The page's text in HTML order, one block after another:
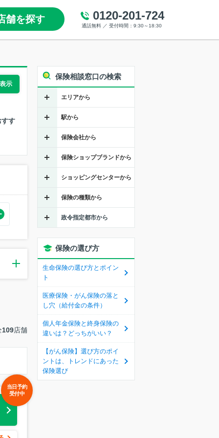
舗を探す 0120-201-724
通話無料 ／ 受付時間：9:30～18:30
示
すす
109店舗
当日予約
受付中
保険相談窓口の検索
エリアから
駅から
保険会社から
保険ショップブランドから
ショッピングセンターから
保険の種類から
政令指定都市から
保険の選び方
生命保険の選び方とポイン
ト
医療保険・がん保険の落と
し穴（給付金の条件）
個人年金保険と終身保険の
違いは？どっちがいい？
【がん保険】選び方のポイ
ントは、トレンドにあった
保険選び